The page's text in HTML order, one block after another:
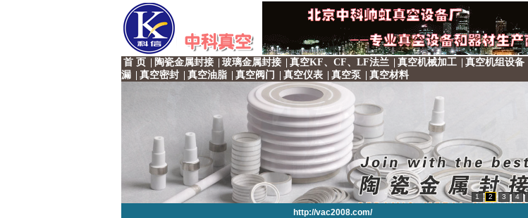
首 页 陶瓷金属封接 玻璃金属封接 真空KF、CF、LF法兰 真空机械加工 真空机组设备
漏
真空密封 真空油脂 真空阀门 真空仪表 真空泵 真空材料
http://vac2008.com/
1 2 3 4